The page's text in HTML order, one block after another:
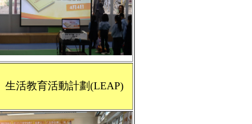
生活教育活動計劃(LEAP)